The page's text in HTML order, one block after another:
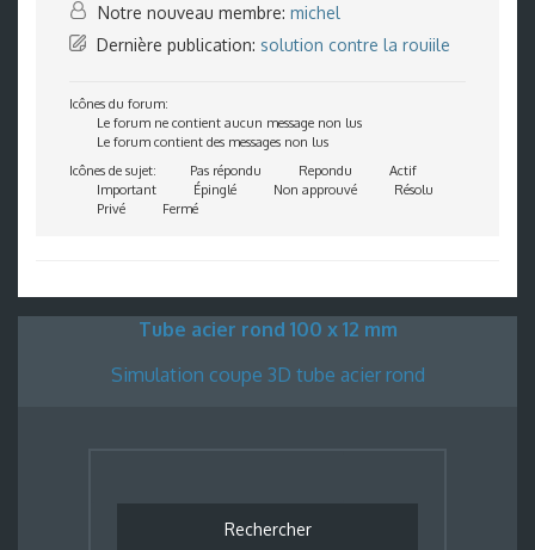
Notre nouveau membre: michel
Dernière publication: solution contre la rouiile
Icônes du forum:
Le forum ne contient aucun message non lus
Le forum contient des messages non lus
Icônes de sujet:
Pas répondu Repondu
Actif
Important
Épinglé Non approuvé
Résolu
Privé
Fermé
Tube acier rond 100 x 12 mm
Simulation coupe 3D tube acier rond